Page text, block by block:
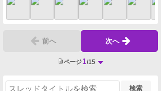
前へ 次へ
ページ1 /15
検索